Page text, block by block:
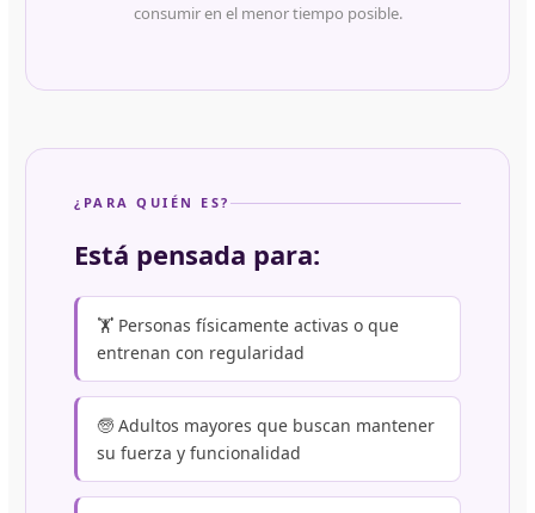
consumir en el menor tiempo posible.
¿PARA QUIÉN ES?
Está pensada para:
🏋️ Personas físicamente activas o que
entrenan con regularidad
🧓 Adultos mayores que buscan mantener
su fuerza y funcionalidad